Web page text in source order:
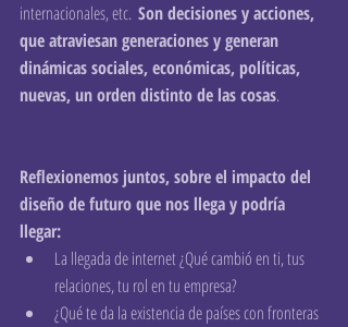
internacionales, etc. Son decisiones y acciones,
que atraviesan generaciones y generan
dinámicas sociales, económicas, políticas,
nuevas, un orden distinto de las cosas.
Reflexionemos juntos, sobre el impacto del
diseño de futuro que nos llega y podría
llegar:
La llegada de internet ¿Qué cambió en ti, tus
relaciones, tu rol en tu empresa?
¿Qué te da la existencia de países con fronteras